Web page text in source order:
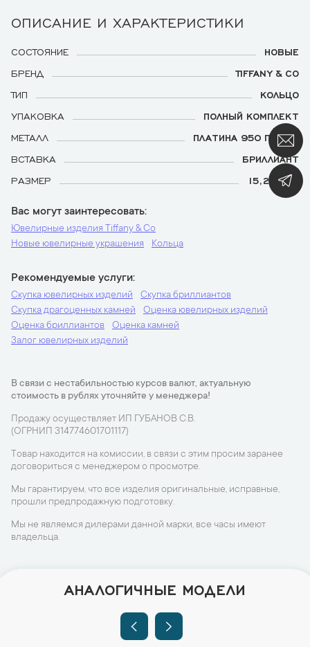
ОПИСАНИЕ И ХАРАКТЕРИСТИКИ
СОСТОЯНИЕ
НОВЫЕ
БРЕНД
TIFFANY & CO
ТИП
КОЛЬЦО
УПАКОВКА
ПОЛНЫЙ КОМПЛЕКТ
МЕТАЛЛ
ПЛАТИНА 950 ПРОБЫ
ВСТАВКА
БРИЛЛИАНТ
РАЗМЕР
15,25 (48)
Вас могут заинтересовать
Ювелирные изделия Tiffany & Co
Новые ювелирные украшения
Кольца
Рекомендуемые услуги
Скупка ювелирных изделий
Скупка бриллиантов
Скупка драгоценных камней
Оценка ювелирных изделий
Оценка бриллиантов
Оценка камней
Залог ювелирных изделий
В связи с нестабильностью курсов валют, актуальную
стоимость в рублях уточняйте у менеджера!
Продажу осуществляет ИП ГУБАНОВ С.В.
(ОГРНИП 314774601701117)
Товар находится на комиссии, в связи с этим просим заранее
договориться с менеджером о просмотре.
Мы гарантируем, что все изделия оригинальные, исправные,
прошли предпродажную подготовку.
Мы не являемся дилерами данной марки, все часы имеют
владельца.
АНАЛОГИЧНЫЕ МОДЕЛИ